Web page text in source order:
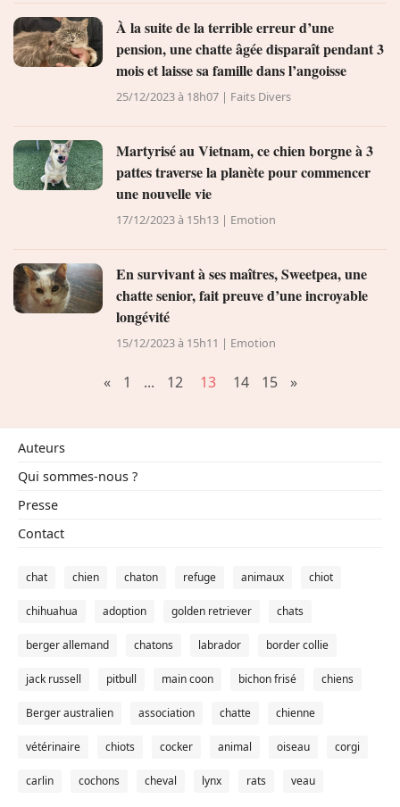
À la suite de la terrible erreur d’une
pension, une chatte âgée disparaît pendant 3
mois et laisse sa famille dans l’angoisse
25/12/2023 à 18h07 | Faits Divers
Martyrisé au Vietnam, ce chien borgne à 3
pattes traverse la planète pour commencer
une nouvelle vie
17/12/2023 à 15h13 | Emotion
En survivant à ses maîtres, Sweetpea, une
chatte senior, fait preuve d’une incroyable
longévité
15/12/2023 à 15h11 | Emotion
« 1 ... 12 13 14 15 »
Auteurs
Qui sommes-nous ?
Presse
Contact
chat chien chaton refuge animaux chiot
chihuahua adoption golden retriever chats
berger allemand chatons labrador border collie
jack russell pitbull main coon bichon frisé chiens
Berger australien association chatte chienne
vétérinaire chiots cocker animal oiseau corgi
carlin cochons cheval lynx rats veau